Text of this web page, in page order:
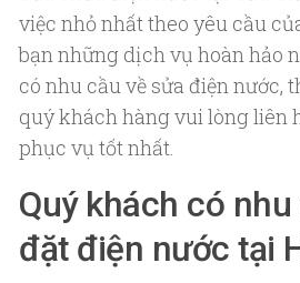
việc nhỏ nhất theo yêu cầu
bạn những dịch vụ hoàn hảo
có nhu cầu về sửa điện nước,
quý khách hàng vui lòng liên
phục vụ tốt nhất.
Quý khách có
đặt điện nước tại